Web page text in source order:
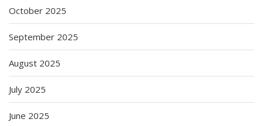
October 2025
September 2025
August 2025
July 2025
June 2025